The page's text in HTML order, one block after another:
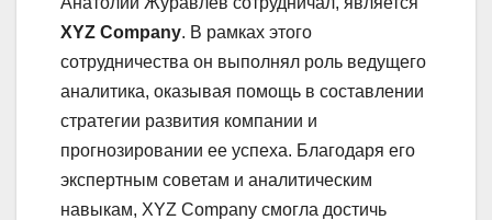
XYZ Company. В рамках этого
сотрудничества он выполнял роль ведущего
аналитика, оказывая помощь в составлении
стратегии развития компании и
прогнозировании ее успеха. Благодаря его
экспертным советам и аналитическим
навыкам, XYZ Company смогла достичь